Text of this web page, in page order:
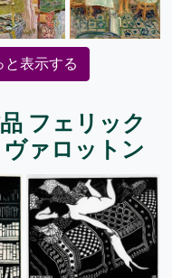
表示する
フェリック
ァロットン